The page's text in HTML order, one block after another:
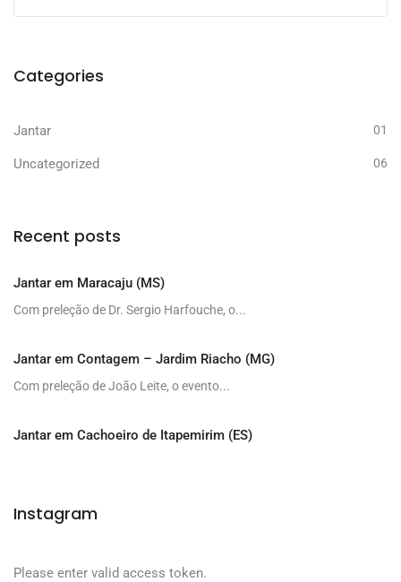
Categories
Jantar 01
Uncategorized 06
Recent posts
Jantar em Maracaju (MS)
Com preleção de Dr. Sergio Harfouche, o...
Jantar em Contagem – Jardim Riacho (MG)
Com preleção de João Leite, o evento...
Jantar em Cachoeiro de Itapemirim (ES)
Instagram
Please enter valid access token.